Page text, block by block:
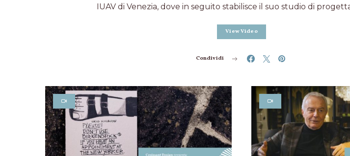
IUAV di Venezia, dove in seguito stabilisce il suo studio di
View Video
Condividi